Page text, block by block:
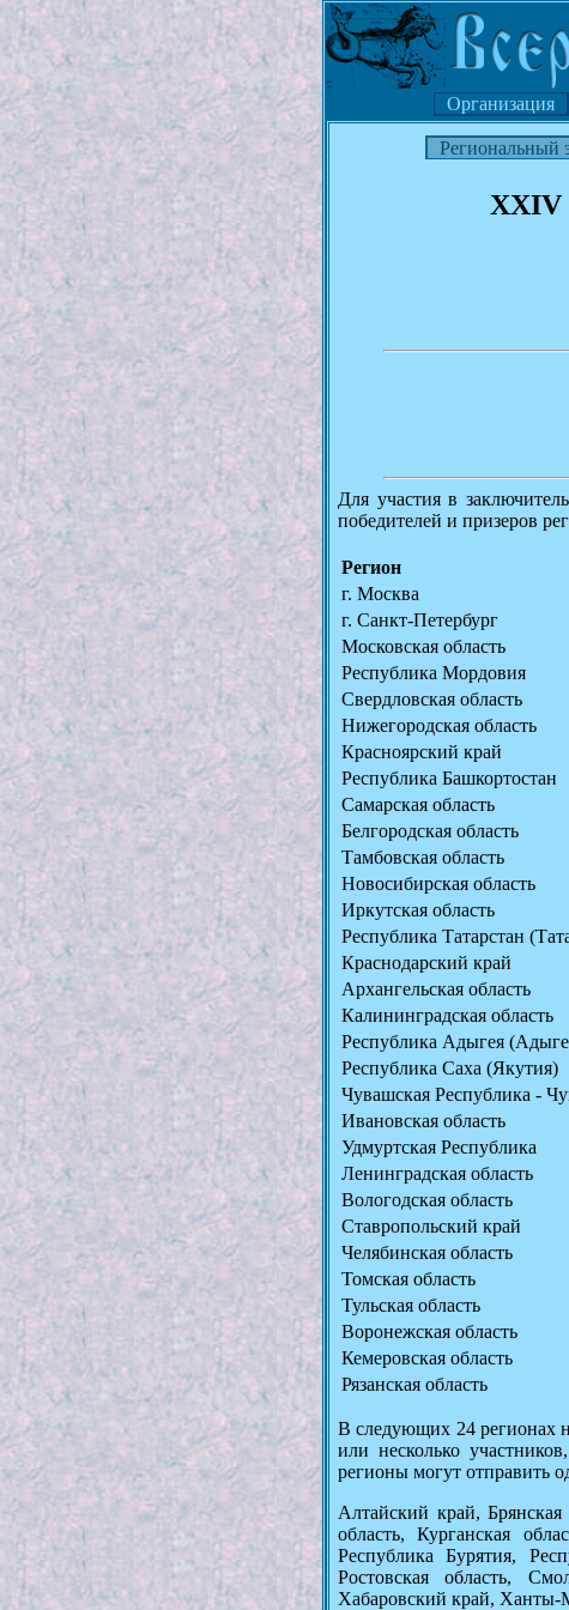
Организация
Региональный
XXIV
Для участия в
победителей и призеров
Регион
г. Москва
г. Санкт-Петербург
Московская область
Республика Мордовия
Свердловская область
Нижегородская область
Красноярский край
Республика Башкортостан
Самарская область
Белгородская область
Тамбовская область
Новосибирская область
Иркутская область
Республика Татарстан
Краснодарский край
Архангельская область
Калининградская область
Республика Адыгея
Республика Саха (Якутия)
Чувашская Республика -
Ивановская область
Удмуртская Республика
Ленинградская область
Вологодская область
Ставропольский край
Челябинская область
Томская область
Тульская область
Воронежская область
Кемеровская область
Рязанская область
В следующих 24 регионах
или несколько
регионы могут отправить
Алтайский край, Брянская
область, Курганская
Республика Бурятия,
Ростовская область,
Хабаровский край, Ханты-